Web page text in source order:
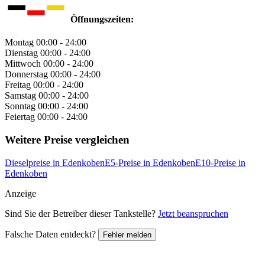
Öffnungszeiten:
Montag 00:00 - 24:00
Dienstag 00:00 - 24:00
Mittwoch 00:00 - 24:00
Donnerstag 00:00 - 24:00
Freitag 00:00 - 24:00
Samstag 00:00 - 24:00
Sonntag 00:00 - 24:00
Feiertag 00:00 - 24:00
Weitere Preise vergleichen
Dieselpreise in EdenkobenE5-Preise in EdenkobenE10-Preise in
Edenkoben
Anzeige
Sind Sie der Betreiber dieser Tankstelle? Jetzt beanspruchen
Falsche Daten entdeckt? Fehler melden